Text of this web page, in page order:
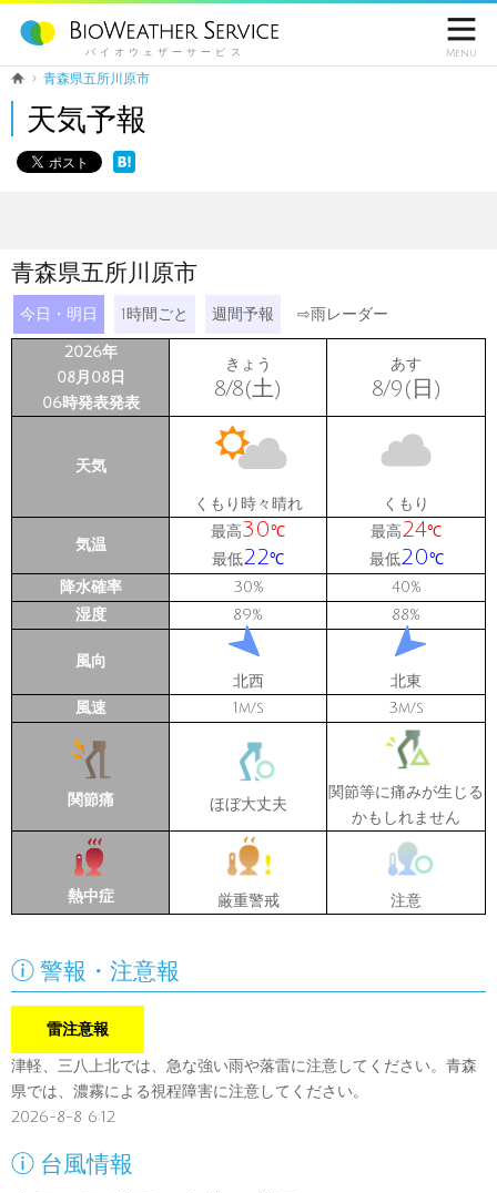
バイオウェザーサービス

Menu
青森県五所川原市
天気予報
青森県五所川原市
今日・明日 1時間ごと 週間予報 ⇨雨レーダー
2026年
08月08日
06時発表発表
きょう
8/8(土)
あす
8/9(日)
天気
くもり時々晴れ くもり
気温
最高30℃
最低22℃
最高24℃
最低20℃
降水確率 30% 40%
湿度 89% 88%
風向
北西
北東
風速
1 m/s 3m/s
関節痛 ほぼ大丈夫
関節等に痛みが生じる
かもしれません
熱中症 厳重警戒 注意
 警報・注意報
雷注意報
津軽、三八上北では、急な強い雨や落雷に注意してください。青森
県では、濃霧による視程障害に注意してください。
2026-8-8 6:12
 台風情報